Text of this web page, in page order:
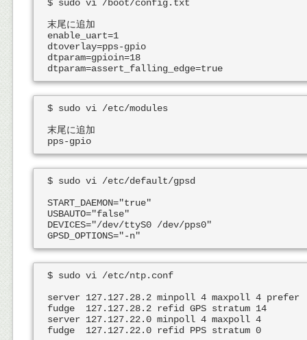
$ sudo vi /boot/config.txt
末尾に追加
enable_uart=1
dtoverlay=pps-gpio
dtparam=gpioin=18
$ sudo vi /etc/modules
末尾に追加
$ sudo vi /etc/default/gpsd
START_DAEMON="true"
USBAUTO="false"
DEVICES="/dev/ttyS0 /dev/pps0"
$ sudo vi /etc/ntp.conf
server 127.127.28.2 minpoll 4 maxpoll 4 prefer
fudge  127.127.28.2 refid GPS stratum 14
server 127.127.22.0 minpoll 4 maxpoll 4
fudge  127.127.22.0 refid PPS stratum 0